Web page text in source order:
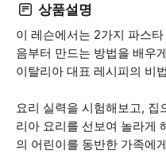
상품설명
이 레슨에서는 2가지 파스
음부터 만드는 방법을 배우
이탈리아 대표 레시피의 비
요리 실력을 시험해보고, 집
리아 요리를 선보여 놀라게
의 어린이를 동반한 가족에